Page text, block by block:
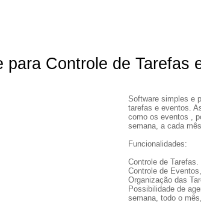
para Controle de Tarefas
Software simples e
tarefas e eventos.
como os eventos ,
semana, a cada
Funcionalidades:
Controle de Tarefas.
Controle de
Organização das
Possibilidade de
semana, todo o